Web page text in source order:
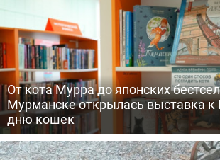
От кота Мурра до японских
Мурманске открылась выставка
дню кошек